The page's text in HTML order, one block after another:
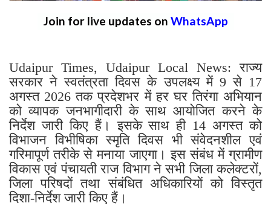
Join for live updates on WhatsApp
Udaipur Times, Udaipur Local News: राज्य
सरकार ने स्वतंत्रता दिवस के उपलक्ष्य में 9 से 17
अगस्त 2026 तक प्रदेशभर में हर घर तिरंगा अभियान
को व्यापक जनभागीदारी के साथ आयोजित करने के
निर्देश जारी किए हैं। इसके साथ ही 14 अगस्त को
विभाजन विभीषिका स्मृति दिवस भी संवेदनशील एवं
गरिमापूर्ण तरीके से मनाया जाएगा। इस संबंध में ग्रामीण
विकास एवं पंचायती राज विभाग ने सभी जिला कलेक्टरों,
जिला परिषदों तथा संबंधित अधिकारियों को विस्तृत
दिशा-निर्देश जारी किए हैं।